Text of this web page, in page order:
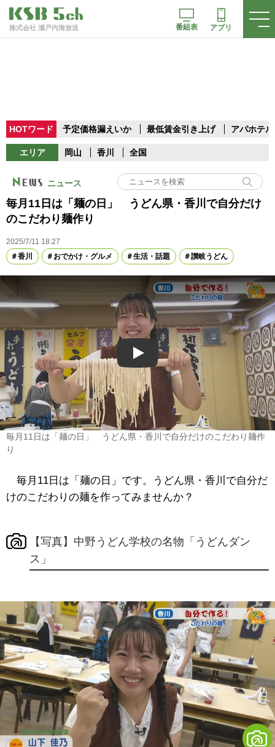
株式会社 瀬戸内海放送 番組表 アプリ
HOTワード 予定価格漏えいか 最低賃金引き上げ アパホテル
エリア 岡山 香川 全国
ニュース
毎月11日は「麺の日」 うどん県・香川で自分だけ
のこだわり麺作り
2025/7/11 18:27
香川
おでかけ・グルメ 生活・話題 讃岐うどん
Play
毎月11日は「麺の日」 うどん県・香川で自分だけのこだわり麺作
り
毎月11日は「麺の日」です。うどん県・香川で自分だ
けのこだわりの麺を作ってみませんか？
【写真】中野うどん学校の名物「うどんダン
ス」